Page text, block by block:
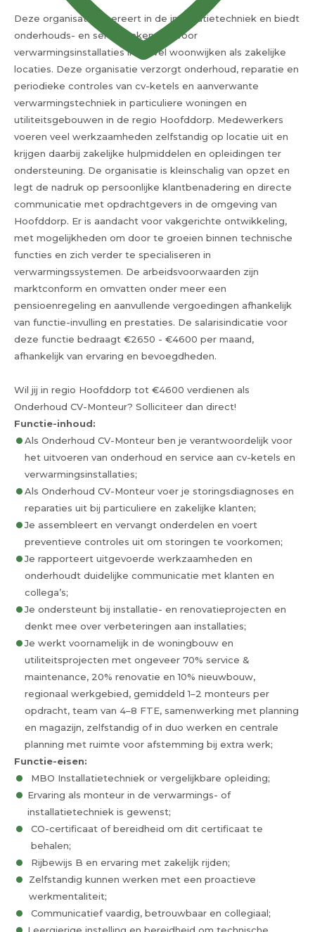
Deze organisatie opereert in de installatietechniek en biedt
onderhouds- en servicetaken aan voor
verwarmingsinstallaties in zowel woonwijken als zakelijke
locaties. Deze organisatie verzorgt onderhoud, reparatie en
periodieke controles van cv-ketels en aanverwante
verwarmingstechniek in particuliere woningen en
utiliteitsgebouwen in de regio Hoofddorp. Medewerkers
voeren veel werkzaamheden zelfstandig op locatie uit en
krijgen daarbij zakelijke hulpmiddelen en opleidingen ter
ondersteuning. De organisatie is kleinschalig van opzet en
legt de nadruk op persoonlijke klantbenadering en directe
communicatie met opdrachtgevers in de omgeving van
Hoofddorp. Er is aandacht voor vakgerichte ontwikkeling,
met mogelijkheden om door te groeien binnen technische
functies en zich verder te specialiseren in
verwarmingssystemen. De arbeidsvoorwaarden zijn
marktconform en omvatten onder meer een
pensioenregeling en aanvullende vergoedingen afhankelijk
van functie-invulling en prestaties. De salarisindicatie voor
deze functie bedraagt €2650 - €4600 per maand,
afhankelijk van ervaring en bevoegdheden.
Wil jij in regio Hoofddorp tot €4600 verdienen als
Onderhoud CV-Monteur? Solliciteer dan direct!
Functie-inhoud:
Als Onderhoud CV-Monteur ben je verantwoordelijk voor
het uitvoeren van onderhoud en service aan cv-ketels en
verwarmingsinstallaties;
Als Onderhoud CV-Monteur voer je storingsdiagnoses en
reparaties uit bij particuliere en zakelijke klanten;
Je assembleert en vervangt onderdelen en voert
preventieve controles uit om storingen te voorkomen;
Je rapporteert uitgevoerde werkzaamheden en
onderhoudt duidelijke communicatie met klanten en
collega’s;
Je ondersteunt bij installatie- en renovatieprojecten en
denkt mee over verbeteringen aan installaties;
Je werkt voornamelijk in de woningbouw en
utiliteitsprojecten met ongeveer 70% service &
maintenance, 20% renovatie en 10% nieuwbouw,
regionaal werkgebied, gemiddeld 1–2 monteurs per
opdracht, team van 4–8 FTE, samenwerking met planning
en magazijn, zelfstandig of in duo werken en centrale
planning met ruimte voor afstemming bij extra werk;
Functie-eisen:
MBO Installatietechniek or vergelijkbare opleiding;
Ervaring als monteur in de verwarmings- of
installatietechniek is gewenst;
CO-certificaat of bereidheid om dit certificaat te
behalen;
Rijbewijs B en ervaring met zakelijk rijden;
Zelfstandig kunnen werken met een proactieve
werkmentaliteit;
Communicatief vaardig, betrouwbaar en collegiaal;
Leergierige instelling en bereidheid om technische